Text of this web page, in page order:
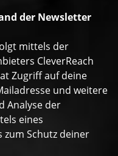
der Newsletter
mittels der
CleverReach
Zugriff auf deine
und weitere
Analyse der
eines
Schutz deiner